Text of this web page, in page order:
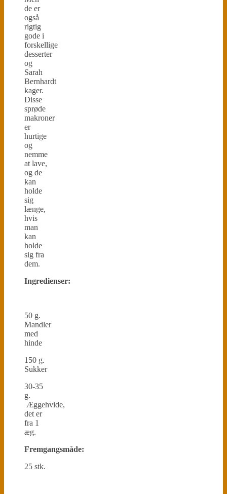
de er
også
rigtig
gode i
forskellige
desserter
og
Sarah
Bernhardt
kager.
Disse
sprøde
makroner
er
hurtige
og
nemme
at lave,
og de
kan
holde
sig
længe,
hvis
man
kan
holde
sig fra
dem.
Ingredienser:
50 g.
Mandler
med
hinde
150 g.
Sukker
30-35
g.
Æggehvide,
det er
fra 1
æg.
Fremgangsmåde:
25 stk.